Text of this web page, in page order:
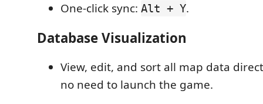
One-click sync: Alt + Y.
Database Visualization
View, edit, and sort all map data
no need to launch the game.